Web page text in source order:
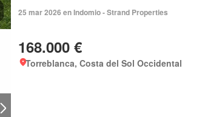
25 mar 2026 en Indomio - Strand Properties
168.000 €
Torreblanca, Costa del Sol Occidental